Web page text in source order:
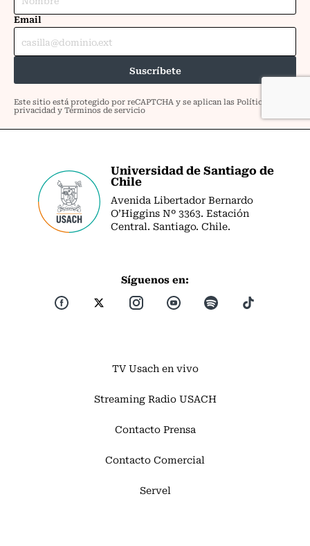
Universidad de Santiago de
Chile
Avenida Libertador Bernardo
O’Higgins Nº 3363. Estación
Central. Santiago. Chile.
Síguenos en:
TV Usach en vivo
Streaming Radio USACH
Contacto Prensa
Contacto Comercial
Servel